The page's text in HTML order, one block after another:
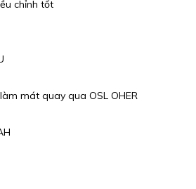
chỉnh tốt
mát quay qua OSL OHER